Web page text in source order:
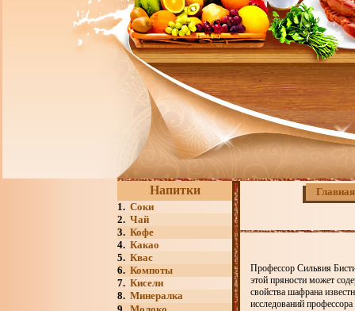
Напитки
1. Соки
2. Чай
3. Кофе
4. Какао
5. Квас
6. Компоты
7. Кисели
8. Минералка
Главная
Профессор Сильвия
этой пряности может
свойства шафрана
исследований